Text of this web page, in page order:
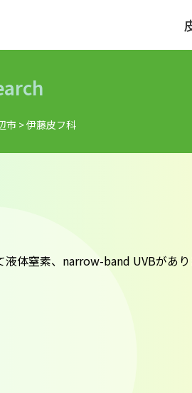
市 >伊藤皮フ科
体窒素、narrow-band UVBがあり